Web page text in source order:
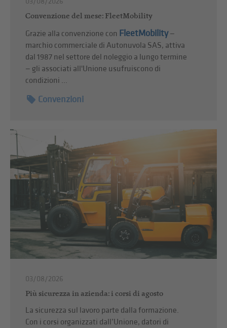
Convenzione del mese: FleetMobility
Grazie alla convenzione con FleetMobility—
marchio commerciale di Autonuvola SAS, attiva
dal 1987 nel settore del noleggio a lungo termine
— gli associati all'Unione usufruiscono di
condizioni ...
Convenzioni
03/08/2026
Più sicurezza in azienda: i corsi di agosto
La sicurezza sul lavoro parte dalla formazione.
Con i corsi organizzati dall’Unione, datori di